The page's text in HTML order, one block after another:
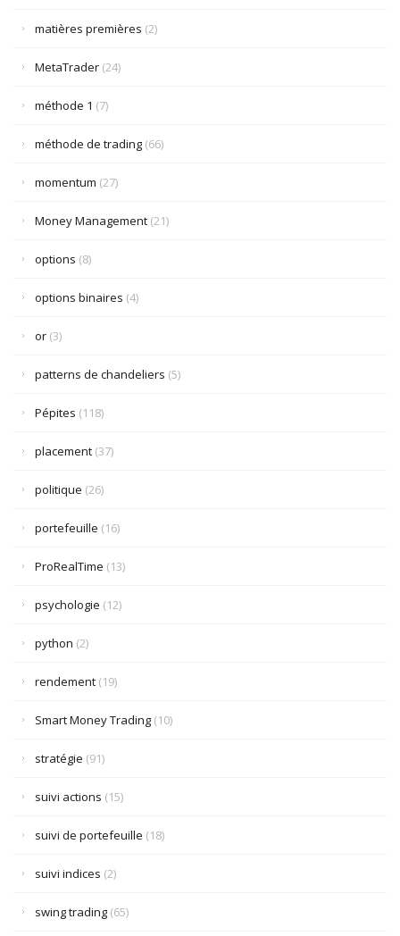
matières premières (2)
MetaTrader (24)
méthode 1 (7)
méthode de trading (66)
momentum (27)
Money Management (21)
options (8)
options binaires (4)
or (3)
patterns de chandeliers (5)
Pépites (118)
placement (37)
politique (26)
portefeuille (16)
ProRealTime (13)
psychologie (12)
python (2)
rendement (19)
Smart Money Trading (10)
stratégie (91)
suivi actions (15)
suivi de portefeuille (18)
suivi indices (2)
swing trading (65)